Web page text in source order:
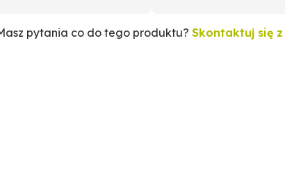
pytania co do tego produktu? Skontaktuj się